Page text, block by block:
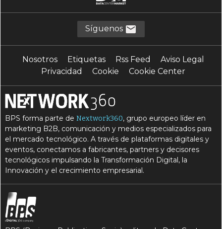
Síguenos
Nosotros Etiquetas Rss Feed
Aviso Legal
Privacidad
Cookie Cookie Center
BPS forma parte deNextwork360, grupo europeo líder en
marketing B2B, comunicación y medios especializados para
el mercado tecnológico. A través de plataformas digitales y
eventos, conectamos a fabricantes, partners y decisores
tecnológicos impulsando la Transformación Digital, la
Innovación y el crecimiento empresarial.